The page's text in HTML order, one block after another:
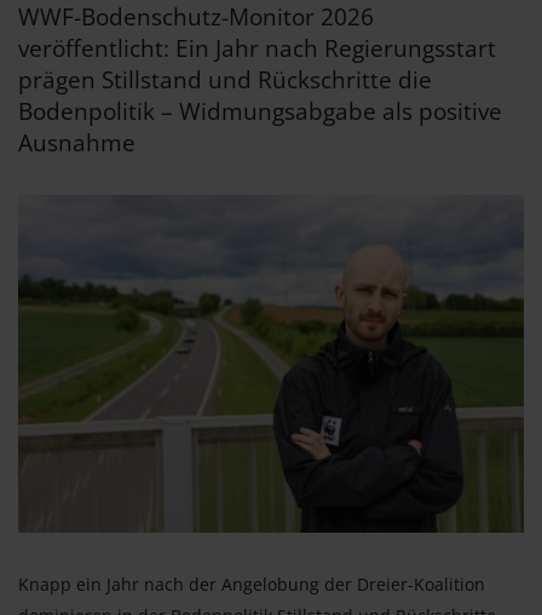
WWF-Bodenschutz-Monitor 2026
veröffentlicht: Ein Jahr nach Regierungsstart
prägen Stillstand und Rückschritte die
Bodenpolitik – Widmungsabgabe als positive
Ausnahme
Knapp ein Jahr nach der Angelobung der Dreier-Koalition